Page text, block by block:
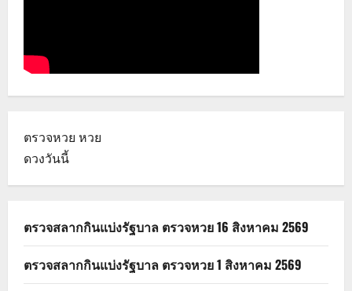
ตรวจหวย หวย
ดวงวันนี้
ตรวจสลากกินแบ่งรัฐบาล ตรวจหวย 16 สิงหาคม 2569
ตรวจสลากกินแบ่งรัฐบาล ตรวจหวย 1 สิงหาคม 2569